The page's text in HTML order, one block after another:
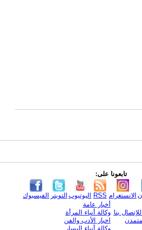
تابعونا على:
الفيسبوك التويتر اليوتيوب RSS الانستغرام
بنا
أخبار عامة
وكالة أنباء المرأة
اخبار الأدب والفن
وكالة أنباء اليسار